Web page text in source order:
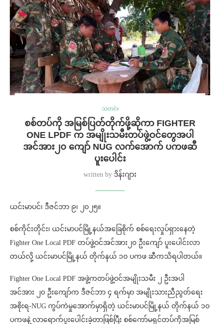
သတင်း
စစ်တပ်ကို အမြစ်ပြတ်တိုက်ဖို့ဆိုကာ FIGHTER
ONE LPDF က အမျိုးသမီးတပ်ဖွဲ့ဝင်တွေအပါ
အင်အား၂၀ ကျော် NUG လက်အောက် ပကဖဆီ
ပူးပေါင်း
written by ဒိန်းဂျား
ယင်းမာပင်၊ ဒီဇင်ဘာ ၉၊ ၂၀၂၅။
စစ်ကိုင်းတိုင်း၊ ယင်းမာပင်မြို့နယ်အခြေစိုက် စစ်ရေးလှုပ်ရှားနေတဲ့
Fighter One Local PDF တပ်ဖွဲ့ဝင်အင်အား၂၀ ဦးကျော် ပူးပေါင်းလာ
တယ်လို့ ယင်းမာပင်မြို့နယ် တိုက်နယ် ၁၀ ပကဖ ဆီကသိရပါတယ်။
Fighter One Local PDF အဖွဲ့ကတပ်ဖွဲ့ဝင်အမျိုးသမီး ၂ ဦးအပါ
အင်အား ၂၀ ဦးကျော်က ဒီဇင်ဘာ ၄ ရက်မှာ အမျိုးသားညီညွတ်ရေး
အစိုးရ-NUG ကွပ်ကဲမှုအောက်မှာရှိတဲ့ ယင်းမာပင်မြို့နယ် တိုက်နယ် ၁၀
ပကဖနဲ့ လာရောက်ပူးပေါင်းခဲ့တာဖြစ်ပြီး စစ်ကော်မရှင်တပ်ကိုအမြစ်